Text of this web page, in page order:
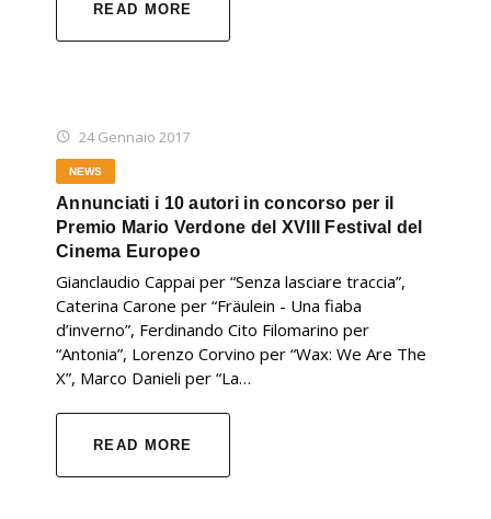
READ MORE
24 Gennaio 2017
NEWS
Annunciati i 10 autori in concorso per il
Premio Mario Verdone del XVIII Festival del
Cinema Europeo
Gianclaudio Cappai per “Senza lasciare traccia”,
Caterina Carone per “Fräulein - Una fiaba
d’inverno”, Ferdinando Cito Filomarino per
“Antonia”, Lorenzo Corvino per “Wax: We Are The
X”, Marco Danieli per “La…
READ MORE